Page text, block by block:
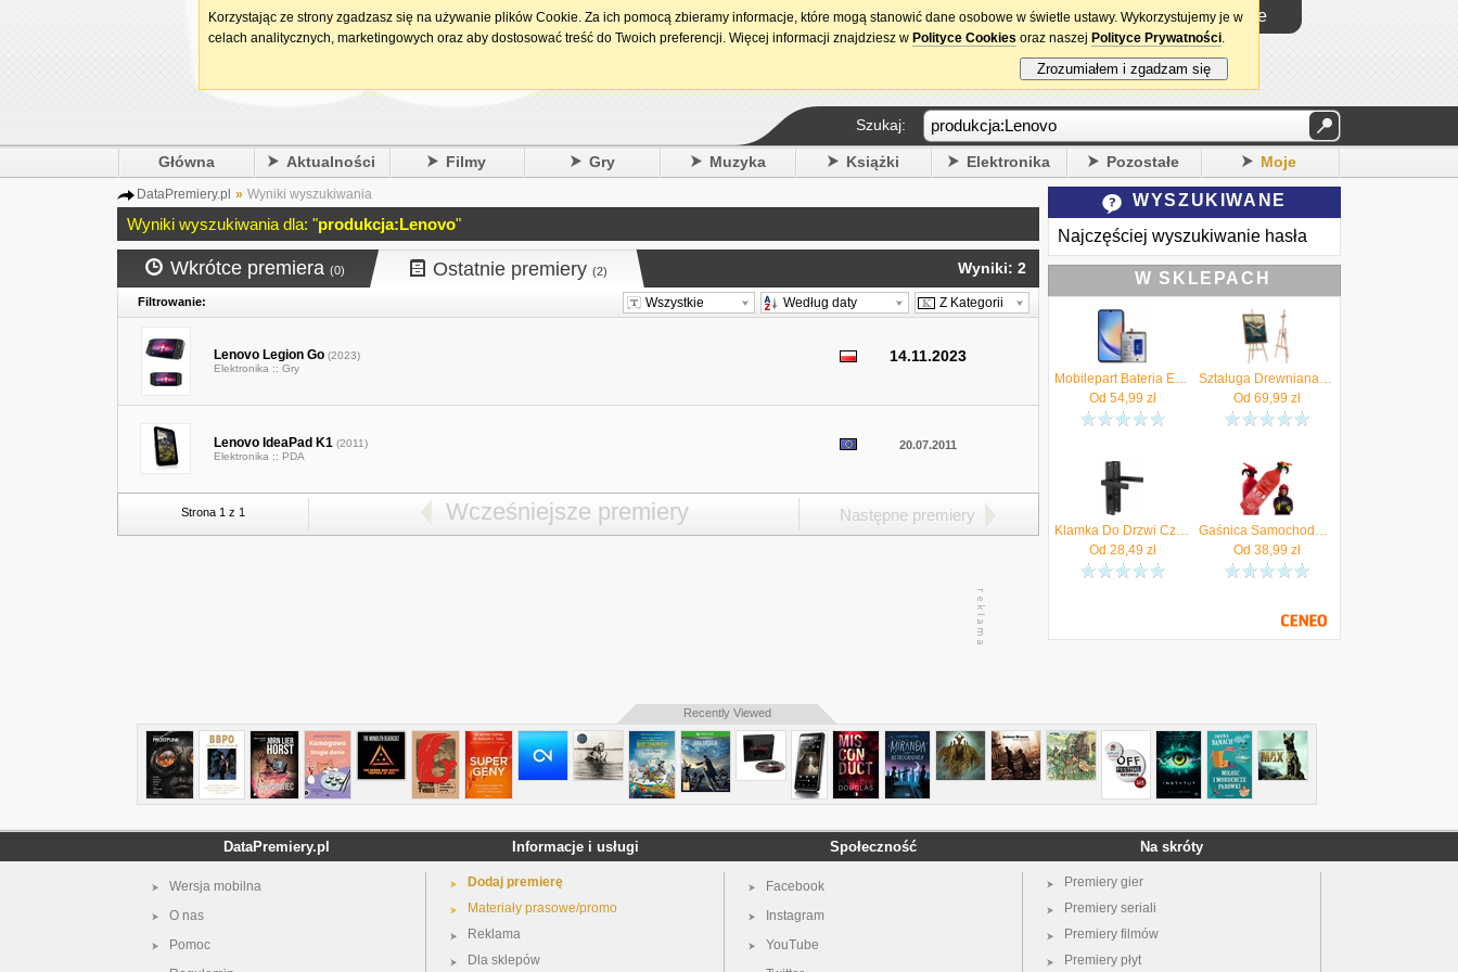
15. urodziny DataPremiery.pl Logowanie
Szukaj:
Główna Aktualności Filmy Gry Muzyka Książki Elektronika Pozostałe Moje
DataPremiery.pl » Wyniki wyszukiwania
Wyniki wyszukiwania dla: "produkcja:Lenovo"
Wkrótce premiera (0) Ostatnie premiery (2) Wyniki: 2
Filtrowanie: Wszystkie Według daty Z Kategorii
Lenovo Legion Go (2023)
Elektronika :: Gry
14.11.2023
Lenovo IdeaPad K1 (2011)
Elektronika :: PDA
20.07.2011
Strona 1 z 1 Wcześniejsze premiery Następne premiery
WYSZUKIWANE
Najczęściej wyszukiwanie hasła
W SKLEPACH
Mobilepart Bateria Eb Ba546Aby Do Samsung Galaxy A34 5G A54 Świeżej Produkcji
Od 54,99 zł
Sztaluga Drewniana Malarska Studyjna 178Cm Duża Plenerowa Polska Produkcja
Od 69,99 zł
Klamka Do Drzwi Czarny Mat Wc Polska Produkcja
Od 28,49 zł
Gaśnica Samochodowa Proszkowa 1KG Typ PGP-1 B Abc Top produkcja 2026
Od 38,99 zł
Recently Viewed
DataPremiery.pl
Wersja mobilna
O nas
Pomoc
Informacje i usługi
Dodaj premierę
Materiały prasowe/promo
Reklama
Dla sklepów
Społeczność
Facebook
Instagram
YouTube
Na skróty
Premiery gier
Premiery seriali
Premiery filmów
Premiery płyt
Korzystając ze strony zgadzasz się na używanie plików Cookie. Za ich pomocą zbieramy informacje, które mogą stanowić dane osobowe w świetle ustawy. Wykorzystujemy je w
celach analitycznych, marketingowych oraz aby dostosować treść do Twoich preferencji. Więcej informacji znajdziesz w Polityce Cookies oraz naszej Polityce Prywatności.
Zrozumiałem i zgadzam się